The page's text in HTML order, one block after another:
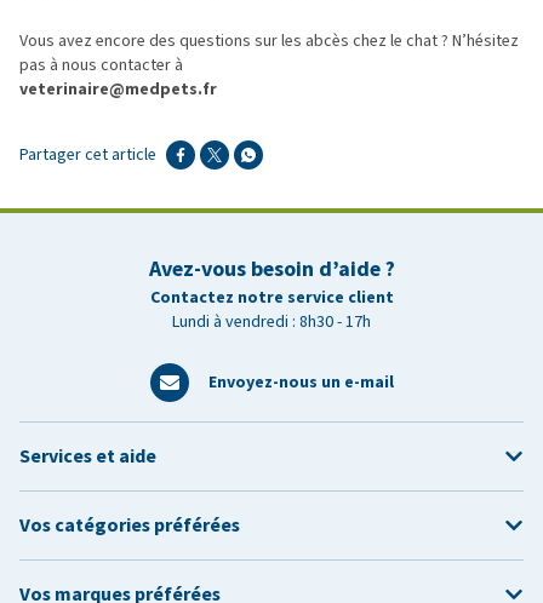
Vous avez encore des questions sur les abcès chez le chat ? N’hésitez
pas à nous contacter à
veterinaire@medpets.fr
Partager cet article
Avez-vous besoin d’aide ?
Contactez notre service client
Lundi à vendredi : 8h30 - 17h
Envoyez-nous un e-mail
Services et aide
Vos catégories préférées
Vos marques préférées